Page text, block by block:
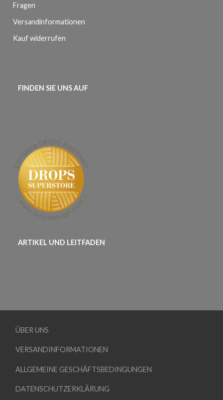
Fragen
Versandinformationen
Kauf widerrufen
FINDEN SIE UNS AUF
ARTIKEL UND LEITFADEN
ÜBER UNS
VERSANDINFORMATIONEN
ALLGEMEINE GESCHÄFTSBEDINGUNGEN
DATENSCHUTZERKLÄRUNG